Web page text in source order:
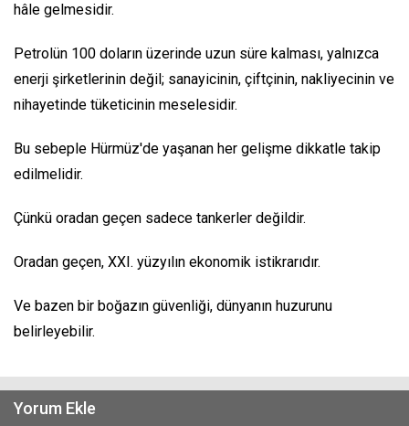
hâle gelmesidir.
Petrolün 100 doların üzerinde uzun süre kalması, yalnızca
enerji şirketlerinin değil; sanayicinin, çiftçinin, nakliyecinin ve
nihayetinde tüketicinin meselesidir.
Bu sebeple Hürmüz'de yaşanan her gelişme dikkatle takip
edilmelidir.
Çünkü oradan geçen sadece tankerler değildir.
Oradan geçen, XXI. yüzyılın ekonomik istikrarıdır.
Ve bazen bir boğazın güvenliği, dünyanın huzurunu
belirleyebilir.
Yorum Ekle